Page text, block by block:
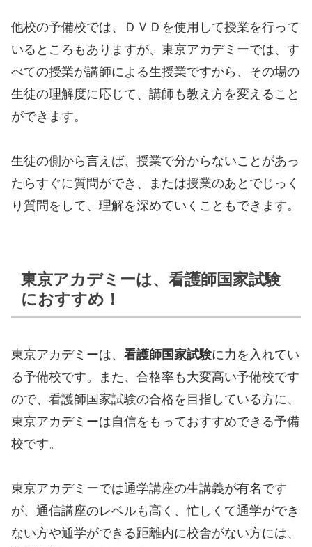
他校の予備校では、ＤＶＤを使用して授業を行って
いるところもありますが、東京アカデミーでは、す
べての授業が講師による生授業ですから、その場の
生徒の理解度に応じて、講師も教え方を変えること
ができます。
生徒の側から言えば、授業で分からないことがあっ
たらすぐに質問ができ、または授業のあとでじっく
り質問をして、理解を深めていくこともできます。
東京アカデミーは、看護師国家試験
におすすめ！
東京アカデミーは、 看護師国家試験に力を入れてい
る予備校です。また、合格率も大変高い予備校です
ので、看護師国家試験の合格を目指している方に、
東京アカデミーは自信をもっておすすめできる予備
校です。
東京アカデミーでは通学講座の生講義が有名です
が、通信講座のレベルも高く、忙しくて通学ができ
ない方や通学ができる距離内に校舎がない方には、